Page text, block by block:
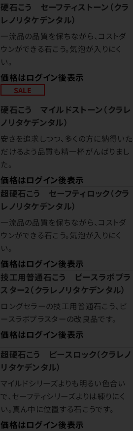
硬石こう セーフティストーン（クラ
レノリタケデンタル）
一流品の品質を保ちながら、コストダ
ウンができる石こう。気泡が入りにく
い。
価格はログイン後表示
SALE
硬石こう マイルドストーン（クラレ
ノリタケデンタル）
安さを追求しつつ、多くの方に納得いた
だけるよう品質も精一杯がんばりまし
た。
価格はログイン後表示
超硬石こう セーフティロック（クラ
レノリタケデンタル）
一流品の品質を保ちながら、コストダ
ウンができる石こう。気泡が入りにく
い。
価格はログイン後表示
技工用普通石こう ピースラボプラ
スター2（クラレノリタケデンタル）
ロングセラーの技工用普通石こう、ピ
ースラボプラスターの改良品です。
価格はログイン後表示
超硬石こう ピースロック（クラレノ
リタケデンタル）
マイルドシリーズよりも明るい色合い
で、セーフティシリーズよりは練りにく
い。真ん中に位置する石こうです。
価格はログイン後表示